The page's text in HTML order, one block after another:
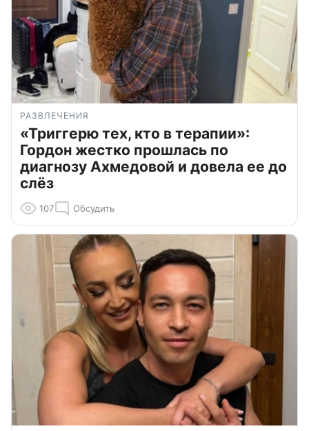
РАЗВЛЕЧЕНИЯ
«Триггерю тех, кто в терапии»:
Гордон жестко прошлась по
диагнозу Ахмедовой и довела ее до
слёз
107 Обсудить